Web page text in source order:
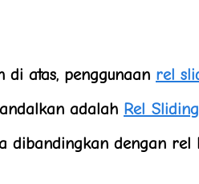
di atas, penggunaan rel
adalah Rel
dibandingkan dengan rel